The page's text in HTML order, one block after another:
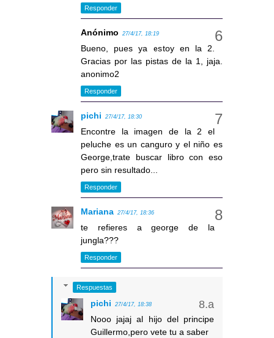
Responder
Anónimo 27/4/17, 18:19
Bueno, pues ya estoy en la 2.
Gracias por las pistas de la 1, jaja.
anonimo2
Responder
pichi 27/4/17, 18:30
Encontre la imagen de la 2 el
peluche es un canguro y el niño es
George,trate buscar libro con eso
pero sin resultado...
Responder
Mariana 27/4/17, 18:36
te refieres a george de la
jungla???
Responder
Respuestas
pichi 27/4/17, 18:38
Nooo jajaj al hijo del principe
Guillermo,pero vete tu a saber